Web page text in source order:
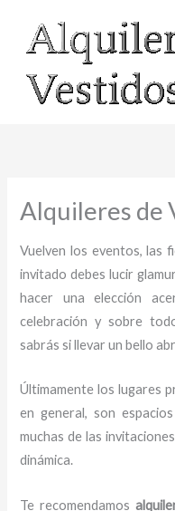
contenido
Alquileres de
Vuelven los eventos, las
invitado debes lucir
hacer una elección
celebración y sobre
sabrás si llevar un bello
Últimamente los lugares
en general, son
muchas de las
dinámica.
Te recomendamos